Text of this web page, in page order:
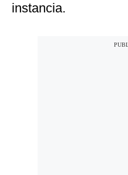
instancia.